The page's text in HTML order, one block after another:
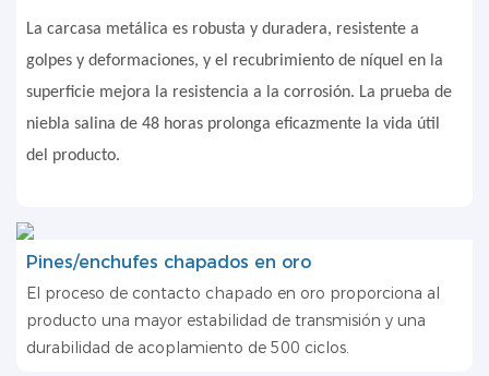
La carcasa metálica es robusta y duradera, resistente a
golpes y deformaciones, y el recubrimiento de níquel en la
superficie mejora la resistencia a la corrosión. La prueba de
niebla salina de 48 horas prolonga eficazmente la vida útil
del producto.
Pines/enchufes chapados en oro
El proceso de contacto chapado en oro proporciona al
producto una mayor estabilidad de transmisión y una
durabilidad de acoplamiento de 500 ciclos.